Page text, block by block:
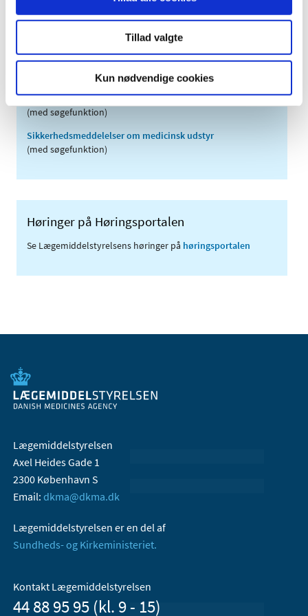
Tillad valgte
Kun nødvendige cookies
Meddelelser om forsyning af medicin til mennesker og dyr
(med søgefunktion)
Sikkerhedsmeddelelser om medicinsk udstyr
(med søgefunktion)
Høringer på Høringsportalen
Se Lægemiddelstyrelsens høringer på høringsportalen
Lægemiddelstyrelsen
Axel Heides Gade 1
2300 København S
Email: dkma@dkma.dk
Lægemiddelstyrelsen er en del af
Sundheds- og Kirkeministeriet.
Kontakt Lægemiddelstyrelsen
44 88 95 95 (kl. 9 - 15)